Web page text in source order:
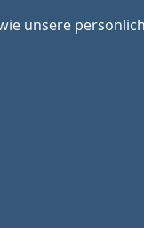
unsere